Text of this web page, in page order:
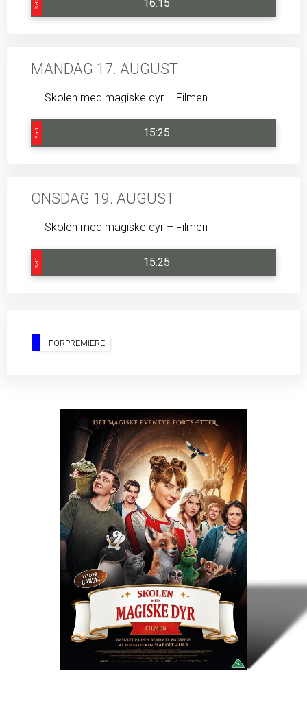
Sal 3 16:15
MANDAG 17. AUGUST
Skolen med magiske dyr – Filmen
Sal 1 15:25
ONSDAG 19. AUGUST
Skolen med magiske dyr – Filmen
Sal 1 15:25
FORPREMIERE